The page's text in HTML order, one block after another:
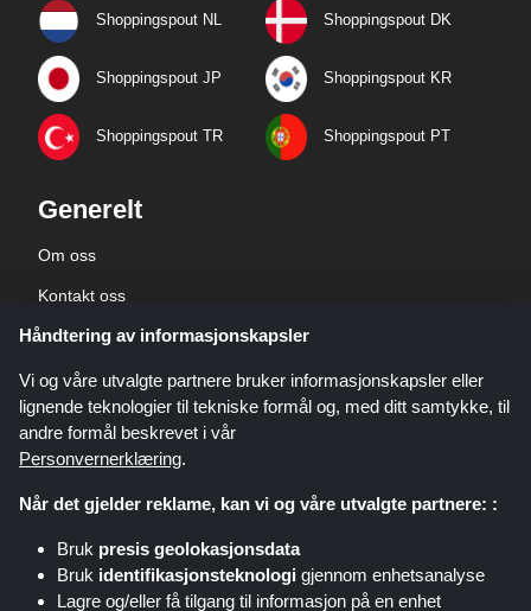
Shoppingspout NL Shoppingspout DK
Shoppingspout JP Shoppingspout KR
Shoppingspout TR Shoppingspout PT
Generelt
Om oss
Kontakt oss
Bedriftsinformasjon
personvernerklæring
Shoppingspout.com/no er et nettsted som presenterer tilbud, rabatter og
kuponger. Disse tilbudene eller avtalene gjøres tilgjengelige gjennom ulike
tilknyttede nettverk. Shoppingspout.com/no eller deres ansatte er ikke
involvert når du kjøper via disse lenkene. Shoppingspout.com/no tjener kun
Håndtering av informasjonskapsler
Vi og våre utvalgte partnere bruker informasjonskapsler eller
lignende teknologier til tekniske formål og, med ditt samtykke, til
andre formål beskrevet i vår
Personvernerklæring.
Når det gjelder reklame, kan vi og våre utvalgte partnere: :
Bruk presis geolokasjonsdata
Bruk identifikasjonsteknologi gjennom enhetsanalyse
Lagre og/eller få tilgang til informasjon på en enhet